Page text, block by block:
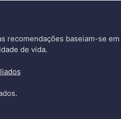
recomendações baseiam-se
de vida.